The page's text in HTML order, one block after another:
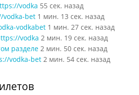
vodka 55 сек. назад
vodka-bet 1 мин. 13 сек. назад
vodkabet 1 мин. 27 сек. назад
vodka 2 мин. 19 сек. назад
разделе 2 мин. 50 сек. назад
vodka-bet 2 мин. 54 сек. назад